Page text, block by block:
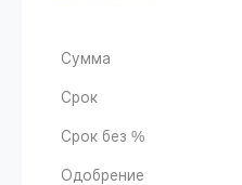
Сумма
Срок
Срок без %
Одобрение